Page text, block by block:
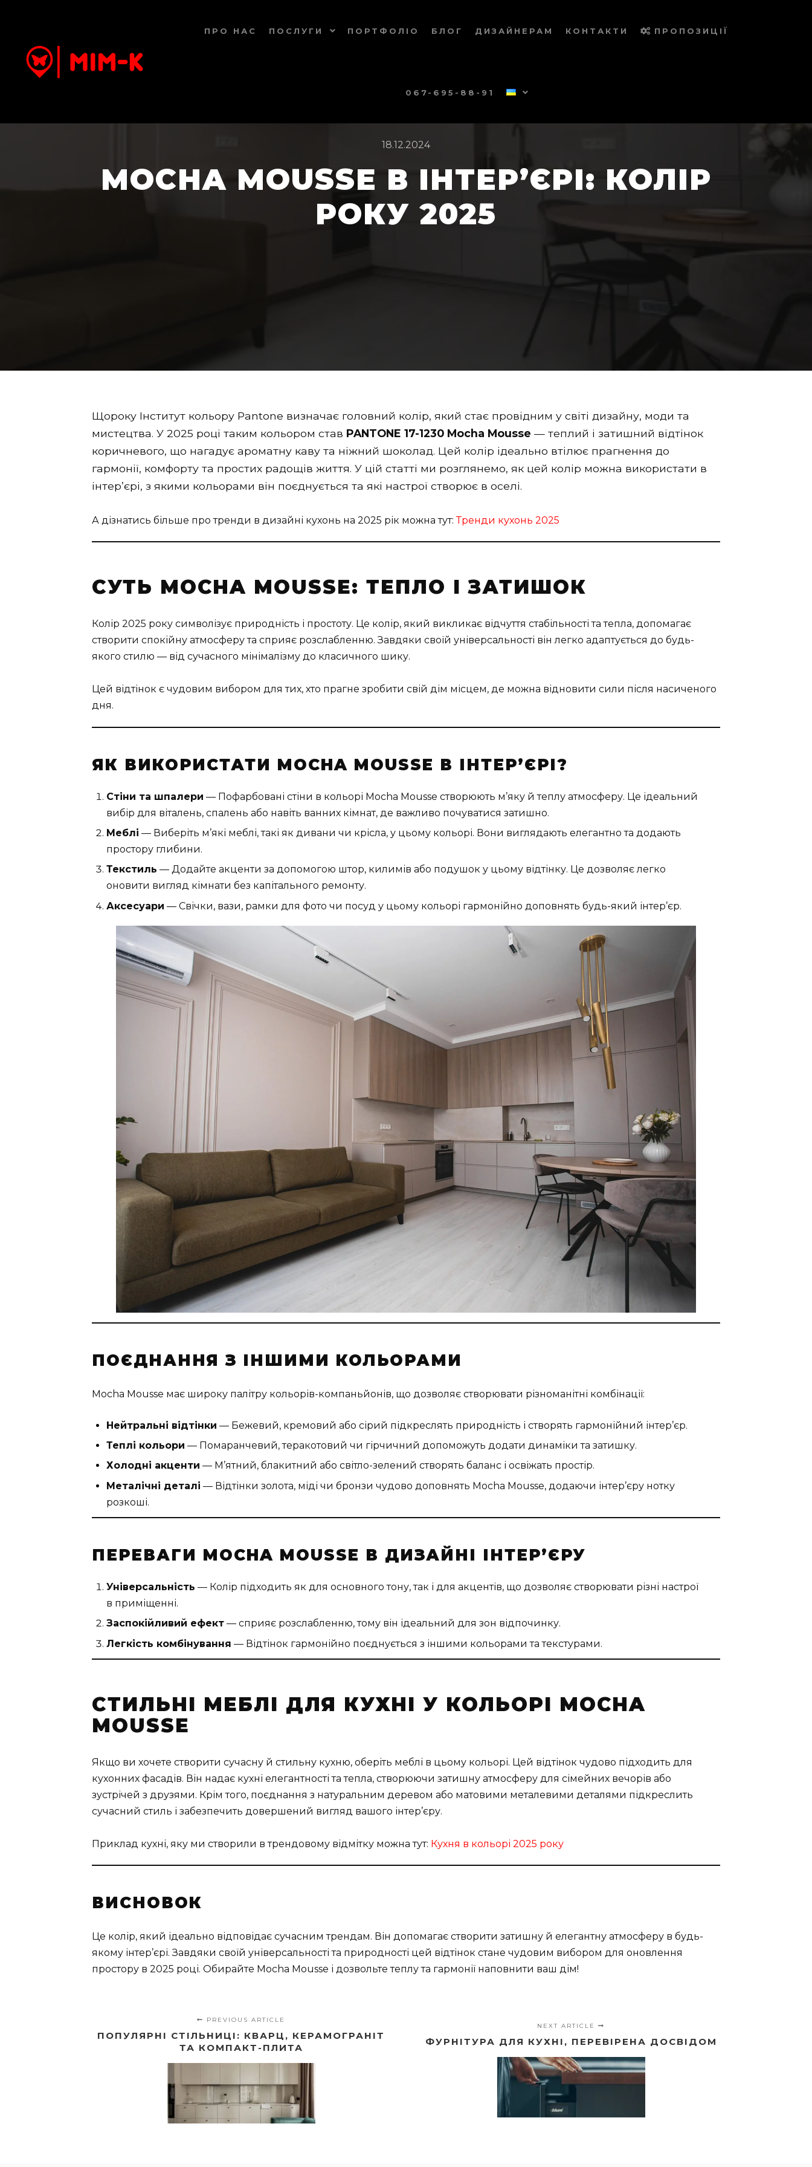
ПРО НАС ПОСЛУГИ ПОРТФОЛІО БЛОГ ДИЗАЙНЕРАМ КОНТАКТИ ПРОПОЗИЦІЇ
067-695-88-91
18.12.2024
MOCHA MOUSSE В ІНТЕР’ЄРІ: КОЛІР
РОКУ 2025
Щороку Інститут кольору Pantone визначає головний колір, який стає провідним у світі дизайну, моди та
мистецтва. У 2025 році таким кольором став PANTONE 17-1230 Mocha Mousse — теплий і затишний відтінок
коричневого, що нагадує ароматну каву та ніжний шоколад. Цей колір ідеально втілює прагнення до
гармонії, комфорту та простих радощів життя. У цій статті ми розглянемо, як цей колір можна використати в
інтер’єрі, з якими кольорами він поєднується та які настрої створює в оселі.
А дізнатись більше про тренди в дизайні кухонь на 2025 рік можна тут:Тренди кухонь 2025
СУТЬ MOCHA MOUSSE: ТЕПЛО І ЗАТИШОК
Колір 2025 року символізує природність і простоту. Це колір, який викликає відчуття стабільності та тепла, допомагає
створити спокійну атмосферу та сприяє розслабленню. Завдяки своїй універсальності він легко адаптується до будь-
якого стилю — від сучасного мінімалізму до класичного шику.
Цей відтінок є чудовим вибором для тих, хто прагне зробити свій дім місцем, де можна відновити сили після насиченого
дня.
ЯК ВИКОРИСТАТИ MOCHA MOUSSE В ІНТЕР’ЄРІ?
Стіни та шпалери — Пофарбовані стіни в кольорі Mocha Mousse створюють м’яку й теплу атмосферу. Це ідеальний
вибір для віталень, спалень або навіть ванних кімнат, де важливо почуватися затишно.
Меблі — Виберіть м’які меблі, такі як дивани чи крісла, у цьому кольорі. Вони виглядають елегантно та додають
простору глибини.
Текстиль — Додайте акценти за допомогою штор, килимів або подушок у цьому відтінку. Це дозволяє легко
оновити вигляд кімнати без капітального ремонту.
Аксесуари — Свічки, вази, рамки для фото чи посуд у цьому кольорі гармонійно доповнять будь-який інтер’єр.
ПОЄДНАННЯ З ІНШИМИ КОЛЬОРАМИ
Mocha Mousse має широку палітру кольорів-компаньйонів, що дозволяє створювати різноманітні комбінації:
Нейтральні відтінки — Бежевий, кремовий або сірий підкреслять природність і створять гармонійний інтер’єр.
Теплі кольори — Помаранчевий, теракотовий чи гірчичний допоможуть додати динаміки та затишку.
Холодні акценти — М’ятний, блакитний або світло-зелений створять баланс і освіжать простір.
Металічні деталі — Відтінки золота, міді чи бронзи чудово доповнять Mocha Mousse, додаючи інтер’єру нотку
розкоші.
ПЕРЕВАГИ MOCHA MOUSSE В ДИЗАЙНІ ІНТЕР’ЄРУ
Універсальність — Колір підходить як для основного тону, так і для акцентів, що дозволяє створювати різні настрої
в приміщенні.
Заспокійливий ефект — сприяє розслабленню, тому він ідеальний для зон відпочинку.
Легкість комбінування — Відтінок гармонійно поєднується з іншими кольорами та текстурами.
СТИЛЬНІ МЕБЛІ ДЛЯ КУХНІ У КОЛЬОРІ MOCHA
MOUSSE
Якщо ви хочете створити сучасну й стильну кухню, оберіть меблі в цьому кольорі. Цей відтінок чудово підходить для
кухонних фасадів. Він надає кухні елегантності та тепла, створюючи затишну атмосферу для сімейних вечорів або
зустрічей з друзями. Крім того, поєднання з натуральним деревом або матовими металевими деталями підкреслить
сучасний стиль і забезпечить довершений вигляд вашого інтер’єру.
Приклад кухні, яку ми створили в трендовому відмітку можна тут: Кухня в кольорі 2025 року
ВИСНОВОК
Це колір, який ідеально відповідає сучасним трендам. Він допомагає створити затишну й елегантну атмосферу в будь-
якому інтер’єрі. Завдяки своїй універсальності та природності цей відтінок стане чудовим вибором для оновлення
простору в 2025 році. Обирайте Mocha Mousse і дозвольте теплу та гармонії наповнити ваш дім!
PREVIOUS ARTICLE
ПОПУЛЯРНІ СТІЛЬНИЦІ: КВАРЦ, КЕРАМОГРАНІТ
ТА КОМПАКТ-ПЛИТА
NEXT ARTICLE
ФУРНІТУРА ДЛЯ КУХНІ, ПЕРЕВІРЕНА ДОСВІДОМ